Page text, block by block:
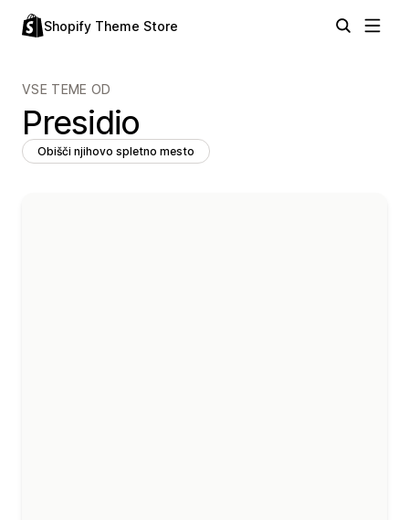
Shopify Theme Store
VSE TEME OD
Presidio
Obišči njihovo spletno mesto